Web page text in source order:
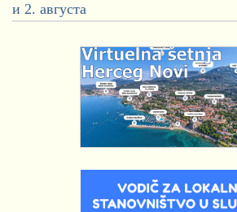
и 2. августа